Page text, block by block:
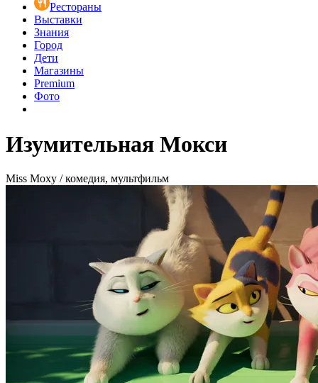
Рестораны
Выставки
Знания
Город
Дети
Магазины
Premium
Фото
Изумительная Мокси
Miss Moxy / комедия, мультфильм